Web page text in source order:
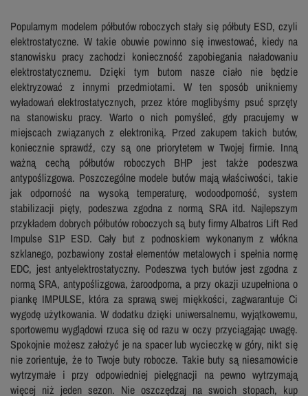
Popularnym modelem półbutów roboczych stały się półbuty ESD, czyli
elektrostatyczne. W takie obuwie powinno się inwestować, kiedy na
stanowisku pracy zachodzi konieczność zapobiegania naładowaniu
elektrostatycznemu. Dzięki tym butom nasze ciało nie będzie
elektryzować z innymi przedmiotami. W ten sposób unikniemy
wyładowań elektrostatycznych, przez które moglibyśmy psuć sprzęty
na stanowisku pracy. Warto o nich pomyśleć, gdy pracujemy w
miejscach związanych z elektroniką. Przed zakupem takich butów,
koniecznie sprawdź, czy są one priorytetem w Twojej firmie. Inną
ważną cechą półbutów roboczych BHP jest także podeszwa
antypoślizgowa. Poszczególne modele butów mają właściwości, takie
jak odporność na wysoką temperaturę, wodoodporność, system
stabilizacji pięty, podeszwa zgodna z normą SRA itd. Najlepszym
przykładem dobrych półbutów roboczych są buty firmy Albatros Lift Red
Impulse S1P ESD. Cały but z podnoskiem wykonanym z włókna
szklanego, pozbawiony został elementów metalowych i spełnia normę
EDC, jest antyelektrostatyczny. Podeszwa tych butów jest zgodna z
normą SRA, antypoślizgowa, żaroodporna, a przy okazji uzupełniona o
piankę IMPULSE, która za sprawą swej miękkości, zagwarantuje Ci
wygodę użytkowania. W dodatku dzięki uniwersalnemu, wyjątkowemu,
sportowemu wyglądowi rzuca się od razu w oczy przyciągając uwagę.
Spokojnie możesz założyć je na spacer lub wycieczkę w góry, nikt się
nie zorientuje, że to Twoje buty robocze. Takie buty są niesamowicie
wytrzymałe i przy odpowiedniej pielęgnacji na pewno wytrzymają
więcej niż jeden sezon. Nie oszczędzaj na swoich stopach, kup